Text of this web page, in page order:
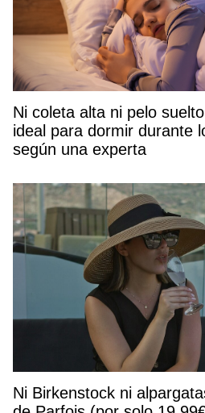
Ni coleta alta ni pelo
ideal para dormir durante
según una experta
Ni Birkenstock ni